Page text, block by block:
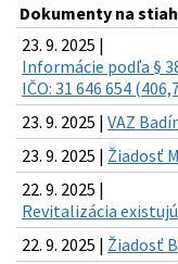
Dokumenty na
23. 9. 2025 |
Informácie podľa §
IČO: 31 646 654
23. 9. 2025 | VAZ
23. 9. 2025 | Žiadosť
22. 9. 2025 |
Revitalizácia
22. 9. 2025 | Žiadosť